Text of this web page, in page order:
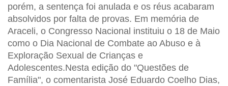
porém, a sentença foi anulada e os réus acabaram
absolvidos por falta de provas. Em memória de
Araceli, o Congresso Nacional instituiu o 18 de Maio
como o Dia Nacional de Combate ao Abuso e à
Exploração Sexual de Crianças e
Adolescentes.Nesta edição do "Questões de
Família", o comentarista José Eduardo Coelho Dias,